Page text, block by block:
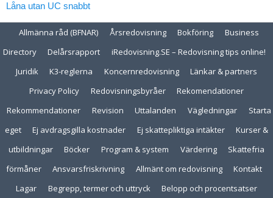
Låna utan UC snabbt
Allmänna råd (BFNAR) Årsredovisning Bokföring
Business
Directory
Delårsrapport
iRedovisning.SE – Redovisning tips online!
Juridik
K3-reglerna Koncernredovisning
Länkar & partners
Privacy Policy
Redovisningsbyråer
Rekomendationer
Rekommendationer
Revision Uttalanden Vägledningar
Starta
eget
Ej avdragsgilla kostnader Ej skattepliktiga intäkter
Kurser &
utbildningar
Böcker Program & system Värdering
Skattefria
förmåner
Ansvarsfriskrivning Allmänt om redovisning
Kontakt
Lagar
Begrepp, termer och uttryck Belopp och procentsatser